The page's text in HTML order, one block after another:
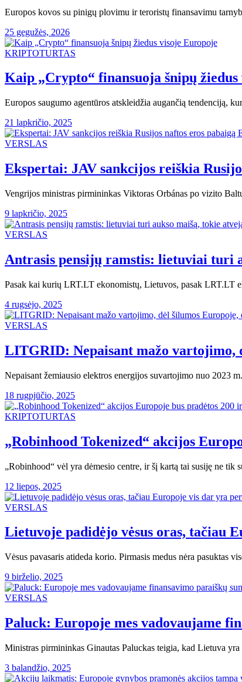
Europos kovos su pinigų plovimu ir teroristų finansavimu
25 gegužės, 2026
KRIPTOTURTAS
Kaip „Crypto“ finansuoja šnipų
Europos saugumo agentūros atskleidžia augančią tendenciją,
21 lapkričio, 2025
VERSLAS
Ekspertai: JAV sankcijos reiškia
Vengrijos ministras pirmininkas Viktoras Orbánas po vizito
9 lapkričio, 2025
VERSLAS
Antrasis pensijų ramstis: lietuviai turi
Pasak kai kurių LRT.LT ekonomistų, Lietuvos, pasak LRT.LT
4 rugsėjo, 2025
VERSLAS
LITGRID: Nepaisant mažo vartojimo,
Nepaisant žemiausio elektros energijos suvartojimo nuo 2023
18 rugpjūčio, 2025
KRIPTOTURTAS
„Robinhood Tokenized“ akcijos
„Robinhood“ vėl yra dėmesio centre, ir šį kartą tai susiję ne
12 liepos, 2025
VERSLAS
Lietuvoje padidėjo vėsus oras, tačiau
Vėsus pavasaris atideda korio. Pirmasis medus nėra pasuktas
9 birželio, 2025
VERSLAS
Paluck: Europoje mes vadovaujame
Ministras pirmininkas Ginautas Paluckas teigia, kad Lietuva
3 balandžio, 2025